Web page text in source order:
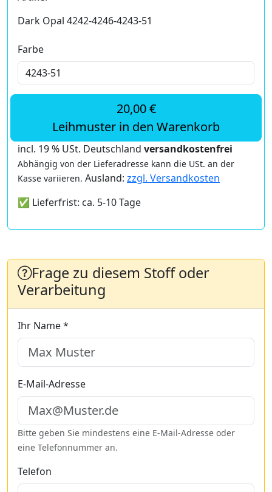
Dark Opal 4242-4246-4243-51
Farbe
20,00 €
Leihmuster in den Warenkorb
incl. 19 % USt. Deutschland versandkostenfrei
Abhängig von der Lieferadresse kann die USt. an der
Kasse variieren. Ausland: zzgl. Versandkosten
✅ Lieferfrist: ca. 5-10 Tage
Frage zu diesem Stoff oder
Verarbeitung
Ihr Name *
E-Mail-Adresse
Bitte geben Sie mindestens eine E-Mail-Adresse oder
eine Telefonnummer an.
Telefon